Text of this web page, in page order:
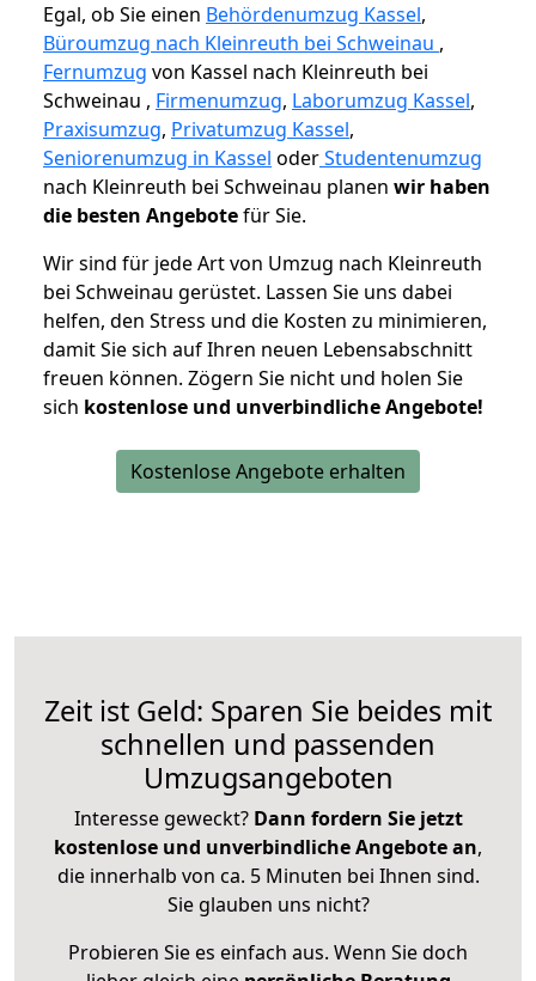
Egal, ob Sie einen Behördenumzug Kassel,
Büroumzug nach Kleinreuth bei Schweinau ,
Fernumzug von Kassel nach Kleinreuth bei
Schweinau , Firmenumzug, Laborumzug Kassel,
Praxisumzug, Privatumzug Kassel,
Seniorenumzug in Kassel oderStudentenumzug
nach Kleinreuth bei Schweinau planen wir haben
die besten Angebotefür Sie.
Wir sind für jede Art von Umzug nach Kleinreuth
bei Schweinau gerüstet. Lassen Sie uns dabei
helfen, den Stress und die Kosten zu minimieren,
damit Sie sich auf Ihren neuen Lebensabschnitt
freuen können. Zögern Sie nicht und holen Sie
sich kostenlose und unverbindliche Angebote!
Kostenlose Angebote erhalten
Zeit ist Geld: Sparen Sie beides mit
schnellen und passenden
Umzugsangeboten
Interesse geweckt? Dann fordern Sie jetzt
kostenlose und unverbindliche Angebote an,
die innerhalb von ca. 5 Minuten bei Ihnen sind.
Sie glauben uns nicht?
Probieren Sie es einfach aus. Wenn Sie doch